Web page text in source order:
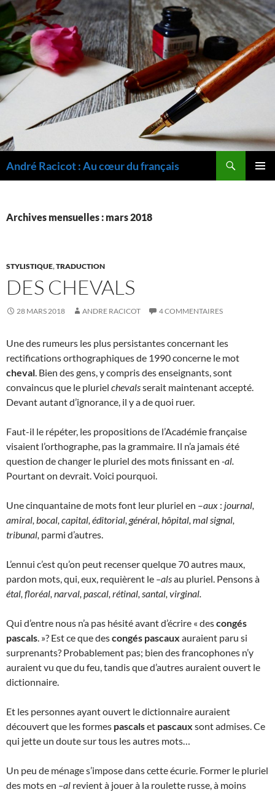
André Racicot : Au cœur du français
Archives mensuelles : mars 2018
STYLISTIQUE,TRADUCTION
DES CHEVALS
28 MARS 2018 ANDRE RACICOT 4 COMMENTAIRES
Une des rumeurs les plus persistantes concernant les
rectifications orthographiques de 1990 concerne le mot
cheval. Bien des gens, y compris des enseignants, sont
convaincus que le pluriel chevalsserait maintenant accepté.
Devant autant d’ignorance, il y a de quoi ruer.
Faut-il le répéter, les propositions de l’Académie française
visaient l’orthographe, pas la grammaire. Il n’a jamais été
question de changer le pluriel des mots finissant en -al.
Pourtant on devrait. Voici pourquoi.
Une cinquantaine de mots font leur pluriel en –aux : journal,
amiral, bocal, capital, éditorial, général, hôpital, mal signal,
tribunal, parmi d’autres.
L’ennui c’est qu’on peut recenser quelque 70 autres maux,
pardon mots, qui, eux, requièrent le –alsau pluriel. Pensons à
étal, floréal, narval, pascal, rétinal, santal, virginal.
Qui d’entre nous n’a pas hésité avant d’écrire « descongés
pascals. »? Est ce que descongés pascaux auraient paru si
surprenants? Probablement pas; bien des francophones n’y
auraient vu que du feu, tandis que d’autres auraient ouvert le
dictionnaire.
Et les personnes ayant ouvert le dictionnaire auraient
découvert que les formes pascalset pascaux sont admises. Ce
qui jette un doute sur tous les autres mots…
Un peu de ménage s’impose dans cette écurie. Former le pluriel
des mots en –al revient à jouer à la roulette russe, à moins